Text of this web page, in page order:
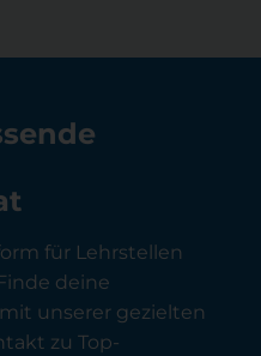
für Lehrstellen
deine
unserer gezielten
zu Top-